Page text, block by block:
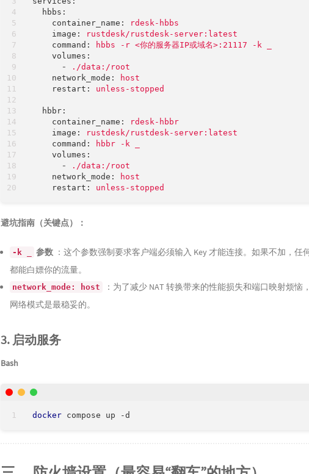
hbbs :
container_name :
rdesk-hbbs
image :
rustdesk/rustdesk-server:latest
command :
hbbs -r <你的服务器IP或域名>:21117 -k _
volumes :
-
./data:/root
network_mode :
host
restart : unless-stopped
hbbr :
container_name :
rdesk-hbbr
image :
rustdesk/rustdesk-server:latest
command :
hbbr -k _
volumes :
-
./data:/root
network_mode :
host
restart : unless-stopped
避坑指南（关键点）：
-k _ 参数 ：这个参数强制要求客户端必须输入 Key 才能连接。如果不加，任
都能白嫖你的流量。
network_mode: host
：为了减少 NAT 转换带来的性能损失和端口映射烦恼
网络模式是最稳妥的。
3. 启动服务
Bash
docker compose up -d